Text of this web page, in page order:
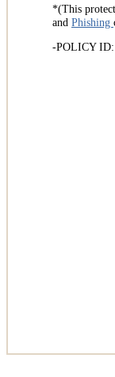
*(This
and Phishing
-POLICY